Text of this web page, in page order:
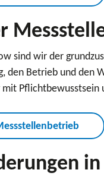
sind wir der
den Betrieb und
Pflichtbewusstsein